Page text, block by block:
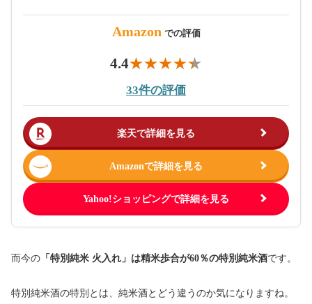
Amazon での評価
4.4
33件の評価
楽天で詳細を見る
Amazonで詳細を見る
Yahoo!ショッピングで詳細を見る
而今の 「特別純米 火入れ」は精米歩合が60％の特別純米酒です。
特別純米酒の特別とは、純米酒とどう違うのか気になりますね。